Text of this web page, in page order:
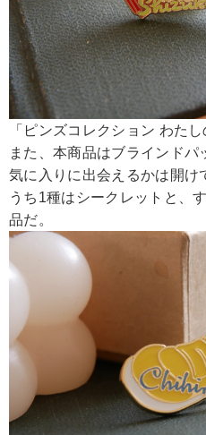
「ピンズコレクション わたし
また、本商品はブラインド
気に入りに出会えるかは開け
うち1種はシークレットと、
品だ。